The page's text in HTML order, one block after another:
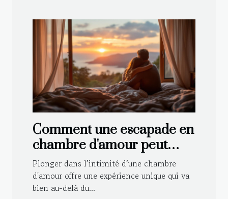
Comment une escapade en
chambre d'amour peut
renforcer votre relation ?
Plonger dans l’intimité d’une chambre
d'amour offre une expérience unique qui va
bien au-delà du...